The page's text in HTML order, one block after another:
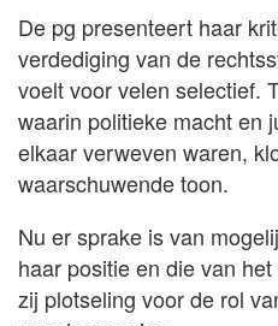
De pg presenteert haar
verdediging van de
voelt voor velen selectief.
waarin politieke macht en
elkaar verweven waren,
waarschuwende toon.
Nu er sprake is van
haar positie en die van
zij plotseling voor de rol